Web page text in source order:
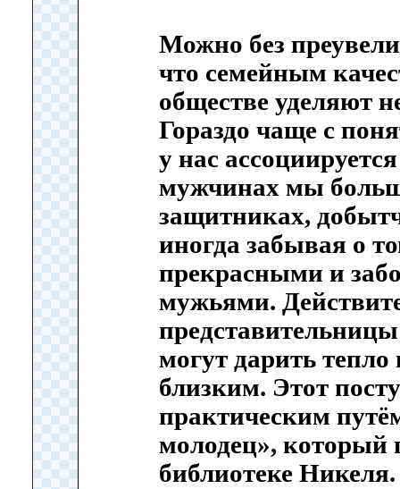
Можно без
что семейным
обществе уделяют
Гораздо чаще с
у нас
мужчинах мы
защитниках,
иногда забывая о
прекрасными и
мужьями.
могут дарить тепло
близким. Этот
практическим
молодец», который
библиотеке Никеля.